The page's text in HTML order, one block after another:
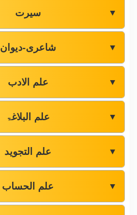
سیرت ▼
شاعری-دیوان ▼
علم الادب ▼
علم البلاغۃ ▼
علم التجوید ▼
علم الحساب ▼